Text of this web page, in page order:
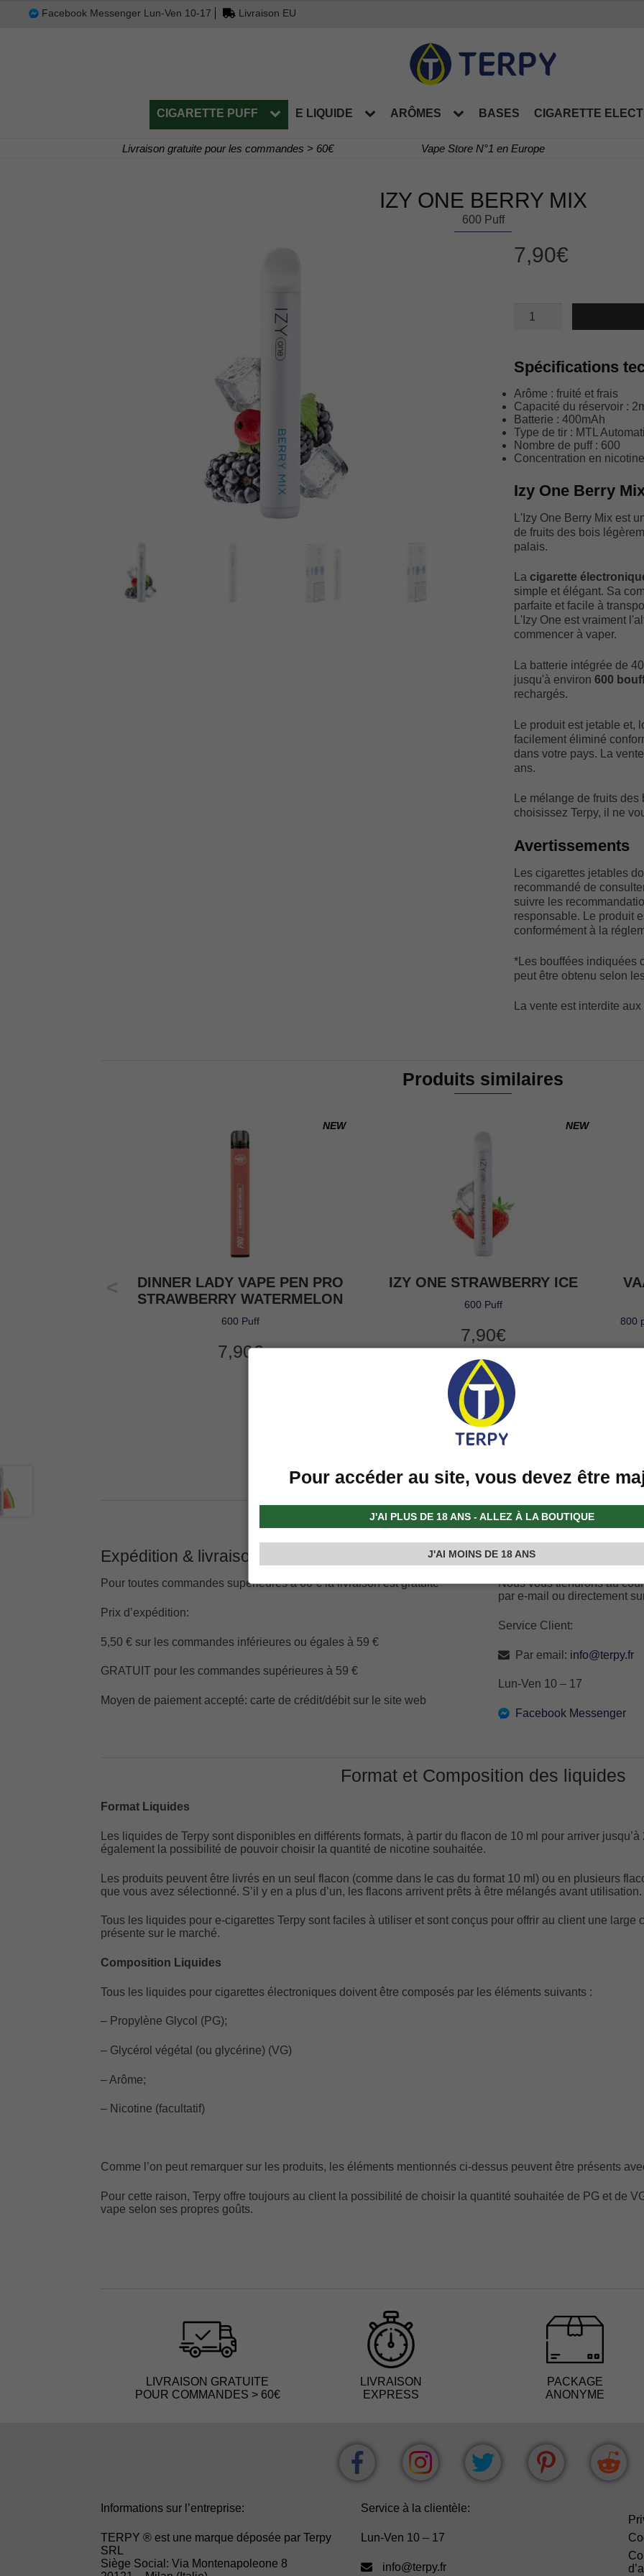
Facebook Messenger Lun-Ven 10-17 Livraison EU
CIGARETTE PUFF E LIQUIDE ARÔMES BASES CIGARETTE
Livraison gratuite pour les commandes > 60€ Vape Store N°1 en Europe
IZY ONE BERRY MIX
600 Puff
7,90€
BERRY
MIX
Spécifications
Arôme : fruité et frais
Capacité du réservoir :
Batterie : 400mAh
Type de tir : MTL
Nombre de puff : 600
Concentration en
Izy One Berry
L'Izy One Berry Mix est
de fruits des bois
palais.
Lacigarette
simple et élégant. Sa
parfaite et facile à
L'Izy One est vraiment
commencer à vaper.
La batterie intégrée de
jusqu'à environ 600
rechargés.
Le produit est jetable et,
facilement éliminé
dans votre pays. La
ans.
Le mélange de fruits
choisissez Terpy, il ne
Avertissements
Les cigarettes jetables
recommandé de
suivre les
responsable. Le produit
conformément à la
*Les bouffées indiquées
peut être obtenu selon
La vente est interdite
Produits similaires
NEW
DINNER LADY VAPE PEN PRO
STRAWBERRY WATERMELON
600 Puff
7,90€
NEW
IZY ONE STRAWBERRY ICE
600 Puff
7,90€
800
Expédition et livraison
Expédition & livraison
Pour toutes commandes supérieures à 60 € la livraison est gratuite
Prix d’expédition:
5,50 € sur les commandes inférieures ou égales à 59 €
GRATUIT pour les commandes supérieures à 59 €
Moyen de paiement accepté: carte de crédit/débit sur le site web
Vous serez
Nous vous tiendrons au
par e-mail ou directement
Service Client:
Par email: info@terpy.fr
Lun-Ven 10 – 17
Facebook Messenger
Format et Composition des liquides
Format Liquides
Les liquides de Terpy sont disponibles en différents formats, à partir du flacon de 10 ml pour arriver
également la possibilité de pouvoir choisir la quantité de nicotine souhaitée.
Les produits peuvent être livrés en un seul flacon (comme dans le cas du format 10 ml) ou en plusieurs
que vous avez sélectionné. S’il y en a plus d’un, les flacons arrivent prêts à être mélangés avant utilisation.
Tous les liquides pour e-cigarettes Terpy sont faciles à utiliser et sont conçus pour offrir au client une
présente sur le marché.
Composition Liquides
Tous les liquides pour cigarettes électroniques doivent être composés par les éléments suivants :
– Propylène Glycol (PG);
– Glycérol végétal (ou glycérine) (VG)
– Arôme;
– Nicotine (facultatif)
Comme l’on peut remarquer sur les produits, les éléments mentionnés ci-dessus peuvent être présents
Pour cette raison, Terpy offre toujours au client la possibilité de choisir la quantité souhaitée de PG et de
vape selon ses propres goûts.
LIVRAISON GRATUITE
POUR COMMANDES > 60€
LIVRAISON
EXPRESS
PACKAGE
ANONYME
Informations sur l’entreprise:
TERPY ® est une marque déposée par Terpy
SRL
Siège Social: Via Montenapoleone 8
Service à la clientèle:
Lun-Ven 10 – 17
info@terpy.fr
Pour accéder au site, vous devez être
J'AI PLUS DE 18 ANS - ALLEZ À LA BOUTIQUE
J'AI MOINS DE 18 ANS